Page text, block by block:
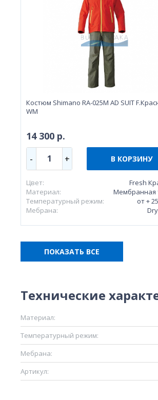
Костюм Shimano RA-025M AD SUIT
WM
14 300 р.
- 1 + В КОРЗИНУ
Цвет:
Fresh
Материал:
Мембранная
Температурный режим:
от +
Мебрана:
ПОКАЗАТЬ ВСЕ
Технические
Материал:
Температурный режим:
Мебрана:
Артикул: